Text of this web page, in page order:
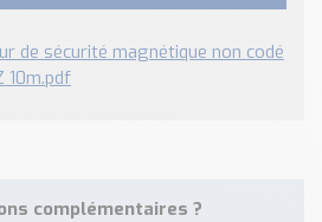
de sécurité magnétique non codé
10m.pdf
complémentaires ?